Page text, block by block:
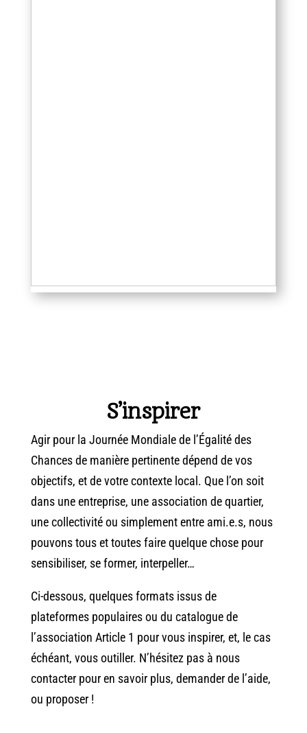
S’inspirer
Agir pour la Journée Mondiale de l’Égalité des
Chances de manière pertinente dépend de vos
objectifs, et de votre contexte local. Que l’on soit
dans une entreprise, une association de quartier,
une collectivité ou simplement entre ami.e.s, nous
pouvons tous et toutes faire quelque chose pour
sensibiliser, se former, interpeller…
Ci-dessous, quelques formats issus de
plateformes populaires ou du catalogue de
l’association Article 1 pour vous inspirer, et, le cas
échéant, vous outiller. N’hésitez pas à nous
contacter pour en savoir plus, demander de l’aide,
ou proposer !